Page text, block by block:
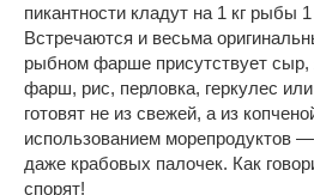
пикантности кладут на 1 кг рыбы
Встречаются и весьма
рыбном фарше присутствует сыр,
фарш, рис, перловка, геркулес
готовят не из свежей, а из
использованием морепродуктов
даже крабовых палочек. Как
спорят!